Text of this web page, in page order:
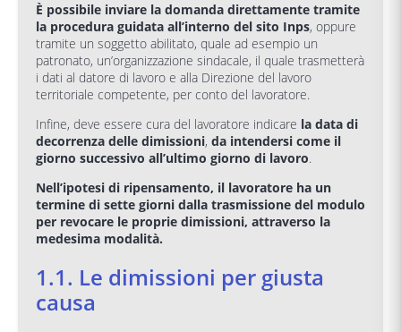
È possibile inviare la domanda direttamente tramite
la procedura guidata all’interno del sito Inps, oppure
tramite un soggetto abilitato, quale ad esempio un
patronato, un’organizzazione sindacale, il quale trasmetterà
i dati al datore di lavoro e alla Direzione del lavoro
territoriale competente, per conto del lavoratore.
Infine, deve essere cura del lavoratore indicare la data di
decorrenza delle dimissioni, da intendersi come il
giorno successivo all’ultimo giorno di lavoro.
Nell’ipotesi di ripensamento, il lavoratore ha un
termine di sette giorni dalla trasmissione del modulo
per revocare le proprie dimissioni, attraverso la
medesima modalità.
1.1. Le dimissioni per giusta
causa